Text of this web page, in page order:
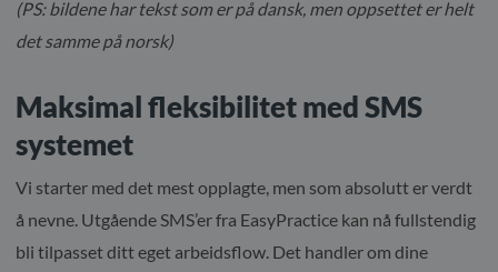
(PS: bildene har tekst som er på dansk, men oppsettet er helt
det samme på norsk)
Maksimal fleksibilitet med SMS
systemet
Vi starter med det mest opplagte, men som absolutt er verdt
å nevne. Utgående SMS’er fra EasyPractice kan nå fullstendig
bli tilpasset ditt eget arbeidsflow. Det handler om dine